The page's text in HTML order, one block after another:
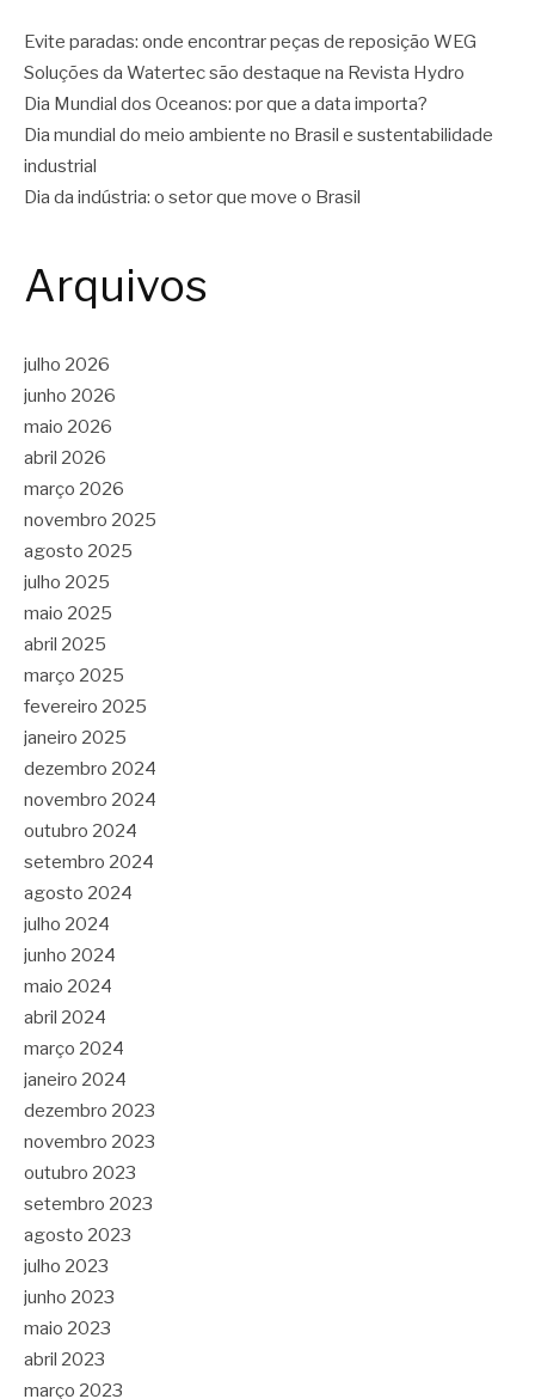
Evite paradas: onde encontrar peças de reposição WEG
Soluções da Watertec são destaque na Revista Hydro
Dia Mundial dos Oceanos: por que a data importa?
Dia mundial do meio ambiente no Brasil e sustentabilidade
industrial
Dia da indústria: o setor que move o Brasil
Arquivos
julho 2026
junho 2026
maio 2026
abril 2026
março 2026
novembro 2025
agosto 2025
julho 2025
maio 2025
abril 2025
março 2025
fevereiro 2025
janeiro 2025
dezembro 2024
novembro 2024
outubro 2024
setembro 2024
agosto 2024
julho 2024
junho 2024
maio 2024
abril 2024
março 2024
janeiro 2024
dezembro 2023
novembro 2023
outubro 2023
setembro 2023
agosto 2023
julho 2023
junho 2023
maio 2023
abril 2023
março 2023